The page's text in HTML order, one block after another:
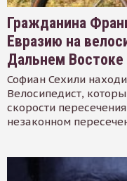
Гражданина
Евразию на
Дальнем Востоке
Софиан Сехили
Велосипедист,
скорости
незаконном